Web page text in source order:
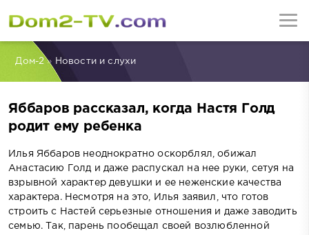
Дом-2» Новости и слухи
Яббаров рассказал, когда Настя Голд
родит ему ребенка
Илья Яббаров неоднократно оскорблял, обижал
Анастасию Голд и даже распускал на нее руки, сетуя на
взрывной характер девушки и ее неженские качества
характера. Несмотря на это, Илья заявил, что готов
строить с Настей серьезные отношения и даже заводить
семью. Так, парень пообещал своей возлюбленной